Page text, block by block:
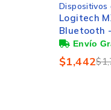
Dispositivos
Logitech
Bluetooth
Rueda de
$
$1,442